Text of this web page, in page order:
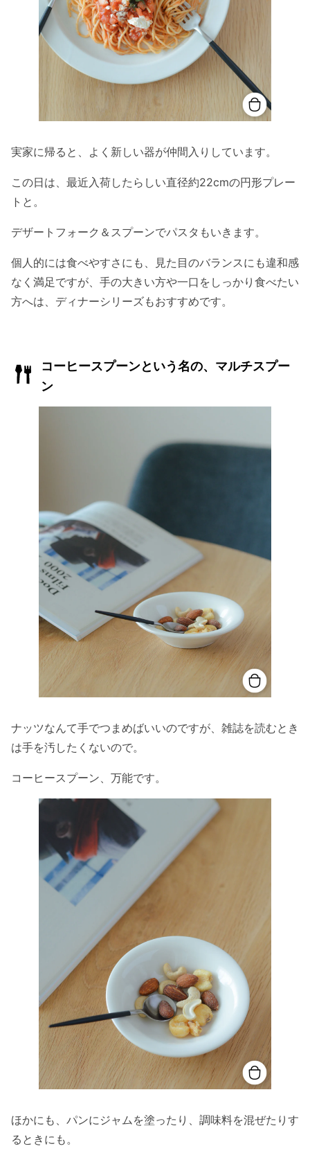
実家に帰ると、よく新しい器が仲間入りしています。
この日は、最近入荷したらしい直径約22cmの円形プレー
トと。
デザートフォーク＆スプーンでパスタもいきます。
個人的には食べやすさにも、見た目のバランスにも違和感
なく満足ですが、手の大きい方や一口をしっかり食べたい
方へは、ディナーシリーズもおすすめです。
コーヒースプーンという名の、マルチスプー
ン
ナッツなんて手でつまめばいいのですが、雑誌を読むとき
は手を汚したくないので。
コーヒースプーン、万能です。
ほかにも、パンにジャムを塗ったり、調味料を混ぜたりす
るときにも。